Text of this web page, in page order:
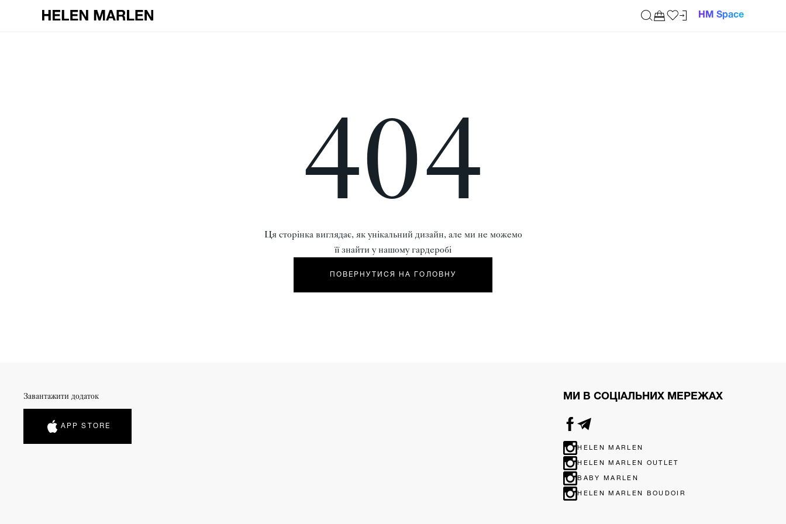
HM Space
404
Ця сторінка виглядає, як унікальний дизайн, але ми не можемо
її знайти у нашому гардеробі
ПОВЕРНУТИСЯ НА ГОЛОВНУ
Завантажити додаток
APP STORE
МИ В СОЦІАЛЬНИХ МЕРЕЖАХ
HELEN MARLEN
HELEN MARLEN OUTLET
BABY MARLEN
HELEN MARLEN BOUDOIR